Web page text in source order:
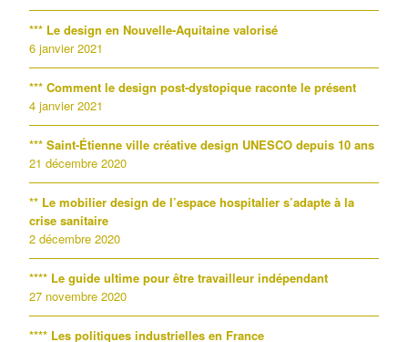
*** Le design en Nouvelle-Aquitaine valorisé
6 janvier 2021
*** Comment le design post-dystopique raconte le présent
4 janvier 2021
*** Saint-Étienne ville créative design UNESCO depuis 10 ans
21 décembre 2020
** Le mobilier design de l’espace hospitalier s’adapte à la
crise sanitaire
2 décembre 2020
**** Le guide ultime pour être travailleur indépendant
27 novembre 2020
**** Les politiques industrielles en France